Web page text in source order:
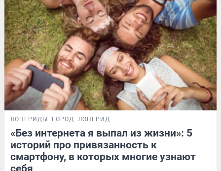
ЛОНГРИДЫ ГОРОД ЛОНГРИД
«Без интернета я выпал из жизни»: 5
историй про привязанность к
смартфону, в которых многие узнают
себя